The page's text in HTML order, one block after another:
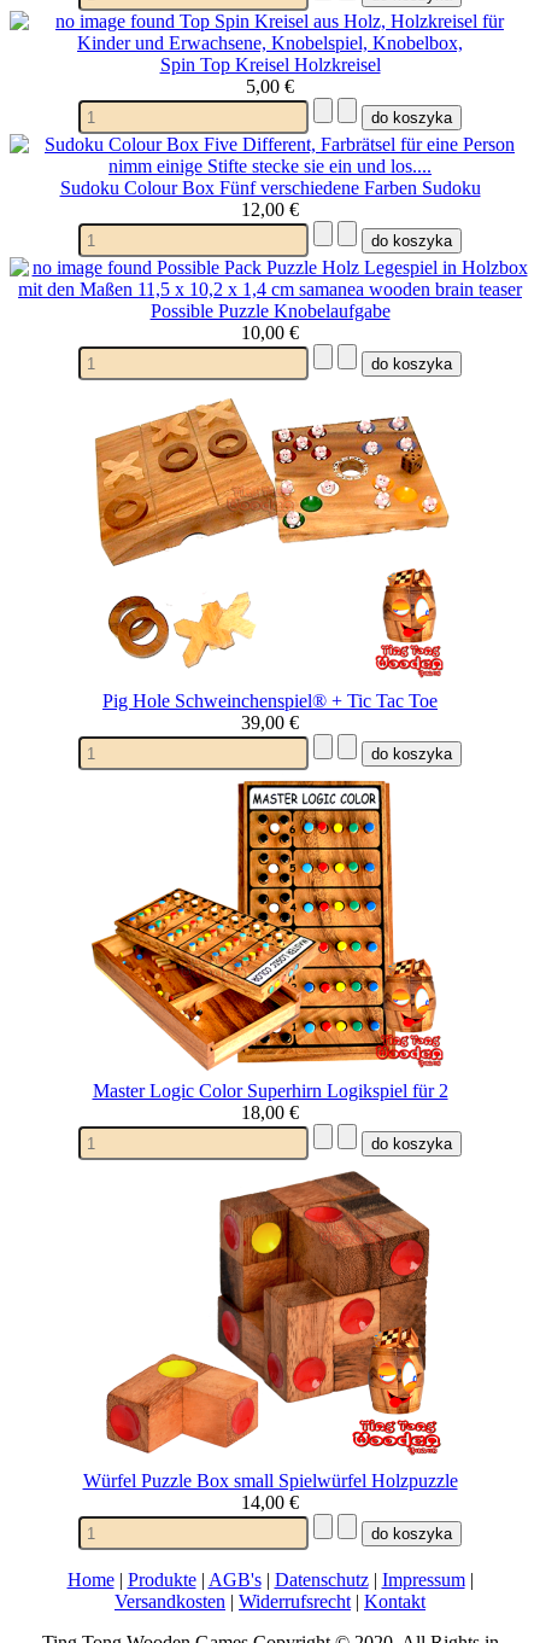
Spin Top Kreisel Holzkreisel
5,00 €
Sudoku Colour Box Fünf verschiedene Farben Sudoku
12,00 €
Possible Puzzle Knobelaufgabe
10,00 €
Pig Hole Schweinchenspiel® + Tic Tac Toe
39,00 €
Master Logic Color Superhirn Logikspiel für 2
18,00 €
Würfel Puzzle Box small Spielwürfel Holzpuzzle
14,00 €
Home| Produkte| AGB's| Datenschutz| Impressum|
Versandkosten | Widerrufsrecht | Kontakt